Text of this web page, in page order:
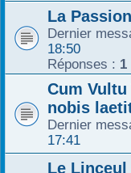
La
Dernier
18:50
Réponses : 1
Cum
nobis
Dernier
17:41
Le Linceul